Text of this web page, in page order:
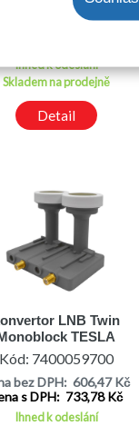
Kód: 7400049600
Ihned k odeslání
Skladem na prodejně
Detail
LNB Twin
TESLA
Excelent 4,3 LTE
Kód: 7400059700
bez DPH: 606,47 Kč
s DPH: 733,78 Kč
Ihned k odeslání